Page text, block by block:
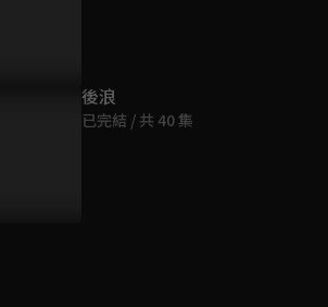
後浪
已完結 / 共 40 集